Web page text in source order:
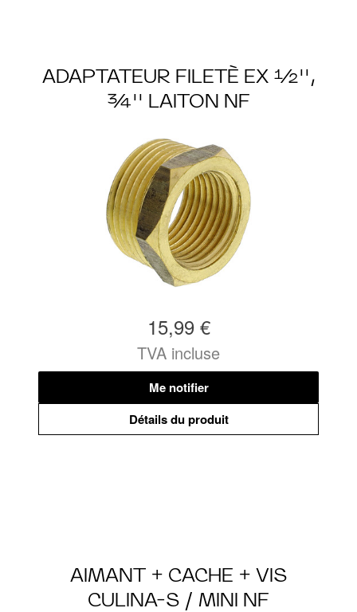
ADAPTATEUR FILETÈ EX ½'',
¾'' LAITON NF
15,99 €
TVA incluse
Me notifier
Détails du produit
AIMANT + CACHE + VIS
CULINA-S / MINI NF